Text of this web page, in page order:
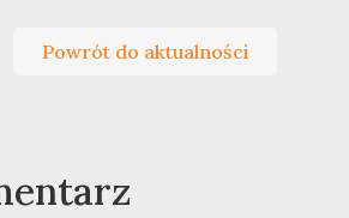
Powrót do aktualności